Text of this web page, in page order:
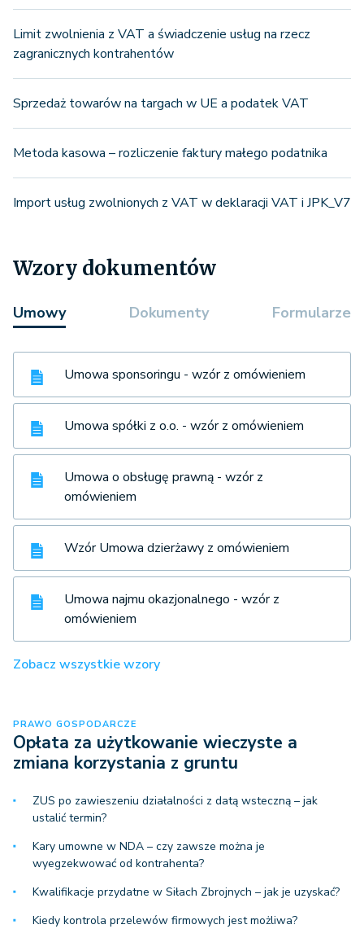
Limit zwolnienia z VAT a świadczenie usług na rzecz
zagranicznych kontrahentów
Sprzedaż towarów na targach w UE a podatek VAT
Metoda kasowa – rozliczenie faktury małego podatnika
Import usług zwolnionych z VAT w deklaracji VAT i JPK_V7
Wzory dokumentów
Umowy Dokumenty Formularze
Umowa sponsoringu - wzór z omówieniem
Umowa spółki z o.o. - wzór z omówieniem
Umowa o obsługę prawną - wzór z
omówieniem
Wzór Umowa dzierżawy z omówieniem
Umowa najmu okazjonalnego - wzór z
omówieniem
Zobacz wszystkie wzory
PRAWO GOSPODARCZE
Opłata za użytkowanie wieczyste a
zmiana korzystania z gruntu
ZUS po zawieszeniu działalności z datą wsteczną – jak
ustalić termin?
Kary umowne w NDA – czy zawsze można je
wyegzekwować od kontrahenta?
Kwalifikacje przydatne w Siłach Zbrojnych – jak je uzyskać?
Kiedy kontrola przelewów firmowych jest możliwa?